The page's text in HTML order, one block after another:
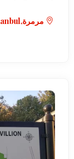
مرمرة,İstanbul